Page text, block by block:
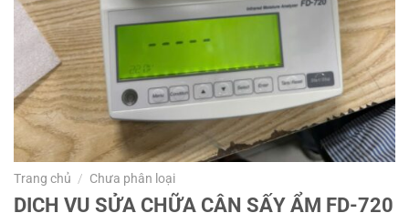
Trang chủ / Chưa phân loại
DỊCH VỤ SỬA CHỮA CÂN SẤY ẨM FD-720